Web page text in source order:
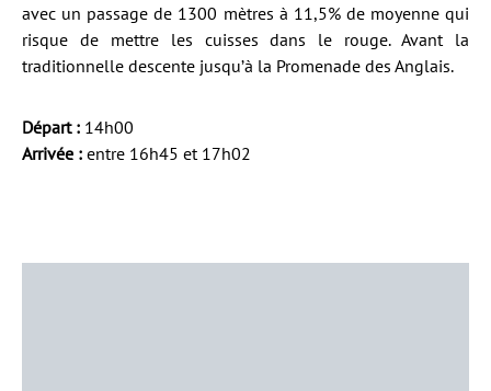
avec un passage de 1300 mètres à 11,5% de moyenne qui
risque de mettre les cuisses dans le rouge. Avant la
traditionnelle descente jusqu’à la Promenade des Anglais.
Départ : 14h00
Arrivée : entre 16h45 et 17h02